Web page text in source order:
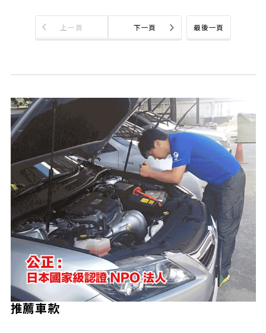
最後一頁
上一頁 下一頁
推薦車款